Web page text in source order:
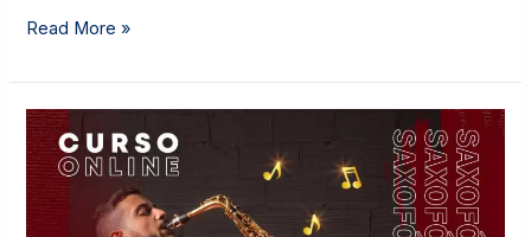
Read More »
SAXOFÓN
DESDE
CERO